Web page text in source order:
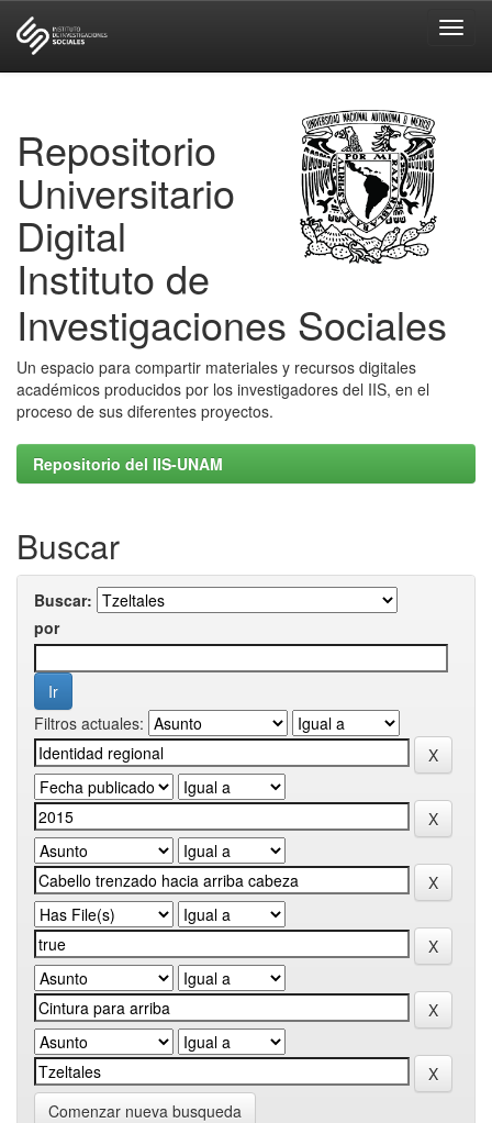
Repositorio
Universitario
Digital
Instituto de
Investigaciones Sociales
Un espacio para compartir materiales y recursos digitales
académicos producidos por los investigadores del IIS, en el
proceso de sus diferentes proyectos.
Repositorio del IIS-UNAM
Buscar
Buscar:
por
Filtros actuales:
Comenzar nueva busqueda